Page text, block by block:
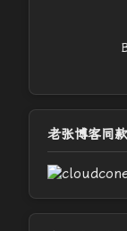
老张博客同